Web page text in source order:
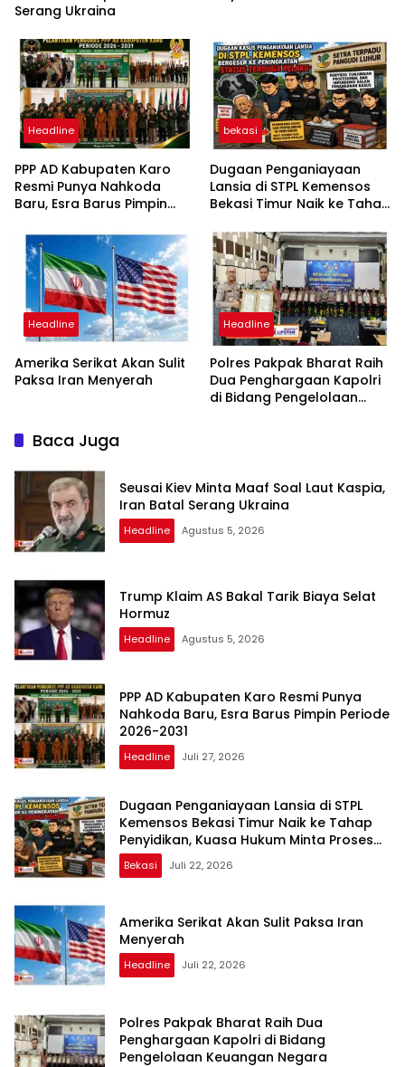
Serang Ukraina
Headline
PPP AD Kabupaten Karo
Resmi Punya Nahkoda
Baru, Esra Barus Pimpin
bekasi
Dugaan Penganiayaan
Lansia di STPL Kemensos
Bekasi Timur Naik ke Tahap
Minta Proses Transparan
dan Bebas Intervensi
Headline
Amerika Serikat Akan Sulit
Paksa Iran Menyerah
Headline
Polres Pakpak Bharat Raih
Dua Penghargaan Kapolri
di Bidang Pengelolaan
Baca Juga
Seusai Kiev Minta Maaf Soal Laut Kaspia,
Iran Batal Serang Ukraina
Headline Agustus 5, 2026
Trump Klaim AS Bakal Tarik Biaya Selat
Hormuz
Headline Agustus 5, 2026
PPP AD Kabupaten Karo Resmi Punya
Nahkoda Baru, Esra Barus Pimpin Periode
2026-2031
Headline Juli 27, 2026
Dugaan Penganiayaan Lansia di STPL
Kemensos Bekasi Timur Naik ke Tahap
Penyidikan, Kuasa Hukum Minta Proses
Transparan dan Bebas Intervensi
Bekasi Juli 22, 2026
Amerika Serikat Akan Sulit Paksa Iran
Menyerah
Headline Juli 22, 2026
Polres Pakpak Bharat Raih Dua
Penghargaan Kapolri di Bidang
Pengelolaan Keuangan Negara